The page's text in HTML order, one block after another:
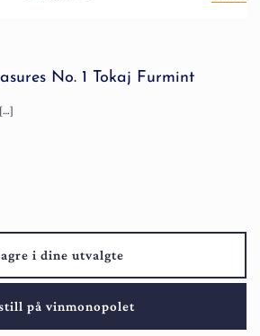
No. 1 Tokaj Furmint
[…]
i dine utvalgte
på vinmonopolet